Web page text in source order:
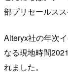
部プリセールス
Alteryx社の年次
なる現地時間
れました。